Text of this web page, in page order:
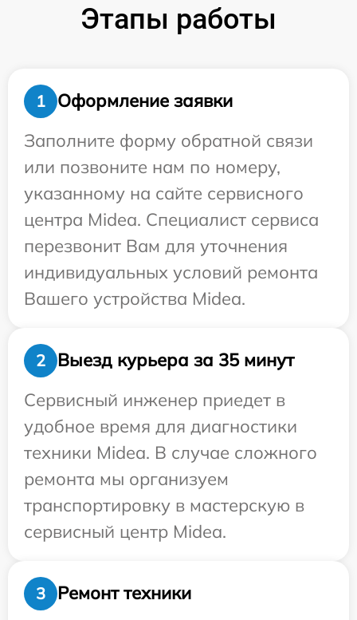
Этапы работы
1
Оформление заявки
Заполните форму обратной связи
или позвоните нам по номеру,
указанному на сайте сервисного
центра Midea. Специалист сервиса
перезвонит Вам для уточнения
индивидуальных условий ремонта
Вашего устройства Midea.
2
Выезд курьера за 35 минут
Сервисный инженер приедет в
удобное время для диагностики
техники Midea. В случае сложного
ремонта мы организуем
транспортировку в мастерскую в
сервисный центр Midea.
3 Ремонт техники